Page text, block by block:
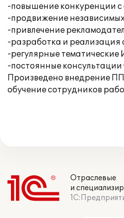
-повышение конкуренции
-продвижение
-привлечение
-разработка и
-регулярные
-постоянные
Произведено внедрение ПП
обучение сотрудников
Отраслевые
и